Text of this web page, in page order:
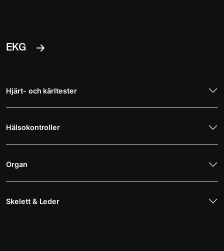
EKG
Hjärt- och kärltester
Hälsokontroller
Organ
Skelett & Leder